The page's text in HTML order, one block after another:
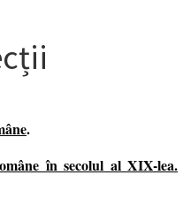
.
în secolul al XIX-lea.